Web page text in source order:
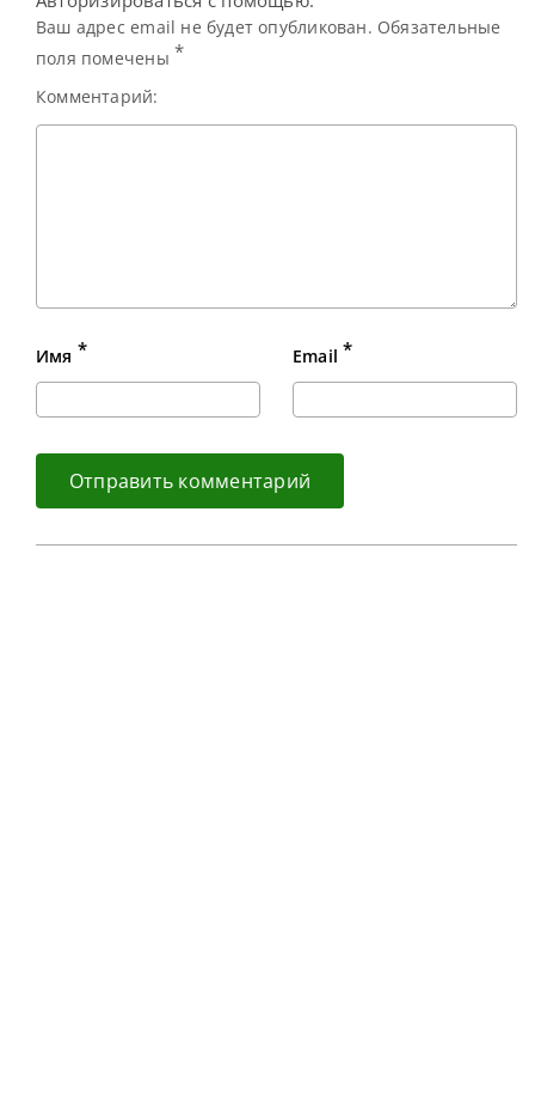
и одержал
уверенную
Ваш адрес email не будет опубликован. Обязательные
поля помечены *
Комментарий:
Имя * Email *